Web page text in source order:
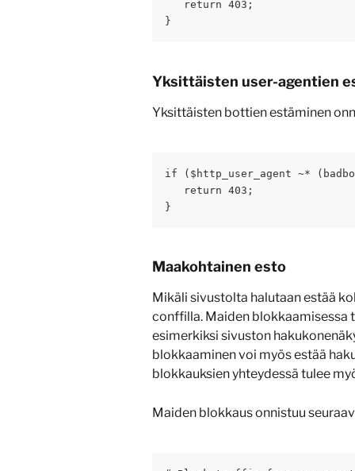
   return 403;
}
Yksittäisten user-agentien
Yksittäisten bottien estäminen
if ($http_user_agent ~*
   return 403;
}
Maakohtainen esto
Mikäli sivustolta halutaan estää
conffilla. Maiden
esimerkiksi sivuston
blokkaaminen voi myös estää
blokkauksien yhteydessä tulee
Maiden blokkaus onnistuu